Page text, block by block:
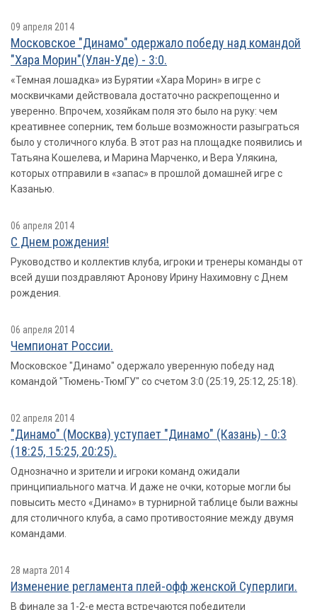
09 апреля 2014
Московское "Динамо" одержало победу над командой
"Хара Морин"(Улан-Уде) - 3:0.
«Темная лошадка» из Бурятии «Хара Морин» в игре с
москвичками действовала достаточно раскрепощенно и
уверенно. Впрочем, хозяйкам поля это было на руку: чем
креативнее соперник, тем больше возможности разыграться
было у столичного клуба. В этот раз на площадке появились и
Татьяна Кошелева, и Марина Марченко, и Вера Улякина,
которых отправили в «запас» в прошлой домашней игре с
Казанью.
06 апреля 2014
С Днем рождения!
Руководство и коллектив клуба, игроки и тренеры команды от
всей души поздравляют Аронову Ирину Нахимовну с Днем
рождения.
06 апреля 2014
Чемпионат России.
Московское "Динамо" одержало уверенную победу над
командой "Тюмень-ТюмГУ" со счетом 3:0 (25:19, 25:12, 25:18).
02 апреля 2014
"Динамо" (Москва) уступает "Динамо" (Казань) - 0:3
(18:25, 15:25, 20:25).
Однозначно и зрители и игроки команд ожидали
принципиального матча. И даже не очки, которые могли бы
повысить место «Динамо» в турнирной таблице были важны
для столичного клуба, а само противостояние между двумя
командами.
28 марта 2014
Изменение регламента плей-офф женской Суперлиги.
В финале за 1-2-е места встречаются победители